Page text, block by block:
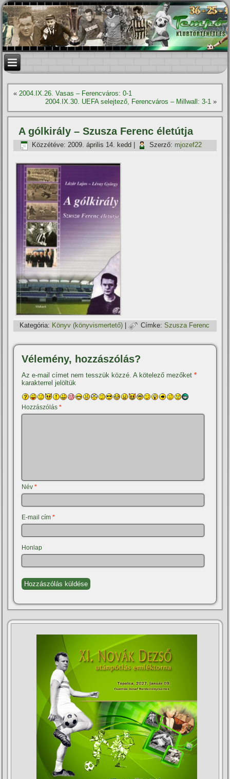
«2004.IX.26. Vasas – Ferencváros: 0-1
2004.IX.30. UEFA selejtező, Ferencváros – Millwall: 3-1»
A gólkirály – Szusza Ferenc életútja
Közzétéve: 2009. április 14. kedd Szerző: mjozef22
Kategória: Könyv (könyvismertető) | Címke: Szusza Ferenc
Vélemény, hozzászólás?
Az e-mail címet nem tesszük közzé. A kötelező mezőket*
karakterrel jelöltük
Hozzászólás*
Név*
E-mail cím*
Honlap